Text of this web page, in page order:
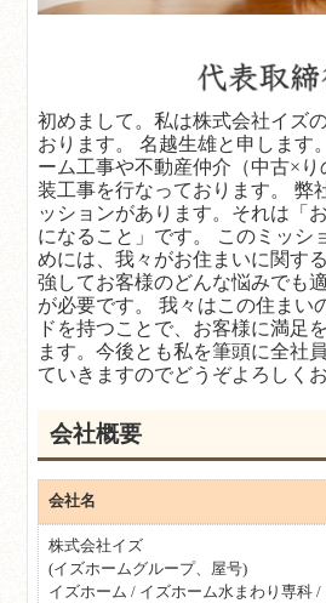
初めまして。私は株式会社イズ
おります。 名越生雄と申します
ーム工事や不動産仲介（中古×
装工事を行なっております。 弊
ッションがあります。それは「
になること」です。 このミッシ
めには、我々がお住まいに関す
強してお客様のどんな悩みでも
が必要です。 我々はこの住まい
ドを持つことで、お客様に満足
ます。今後とも私を筆頭に全社
ていきますのでどうぞよろしく
会社概要
会社名
株式会社イズ
(イズホームグループ、屋号)
イズホーム / イズホーム水まわり専科